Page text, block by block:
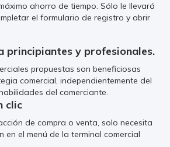
ahorro de tiempo. Sólo le llevará
el formulario de registro y abrir
principiantes y profesionales.
propuestas son beneficiosas
comercial, independientemente del
del comerciante.
clic
de compra o venta, solo necesita
en el menú de la terminal comercial